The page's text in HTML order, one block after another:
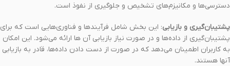
دسترسی‌ها و مکانیزم‌های تشخیص و جلوگیری از نفوذ است.
پشتیبان‌گیری و بازیابی: این بخش شامل فرآیندها و فناوری‌هایی است که برای
پشتیبان‌گیری از داده‌ها و در صورت نیاز بازیابی آن ها ارائه می‌شود. این امکان
به کاربران اطمینان می‌دهد که در صورت از دست دادن داده‌ها، قادر به بازیابی
آنها هستند.